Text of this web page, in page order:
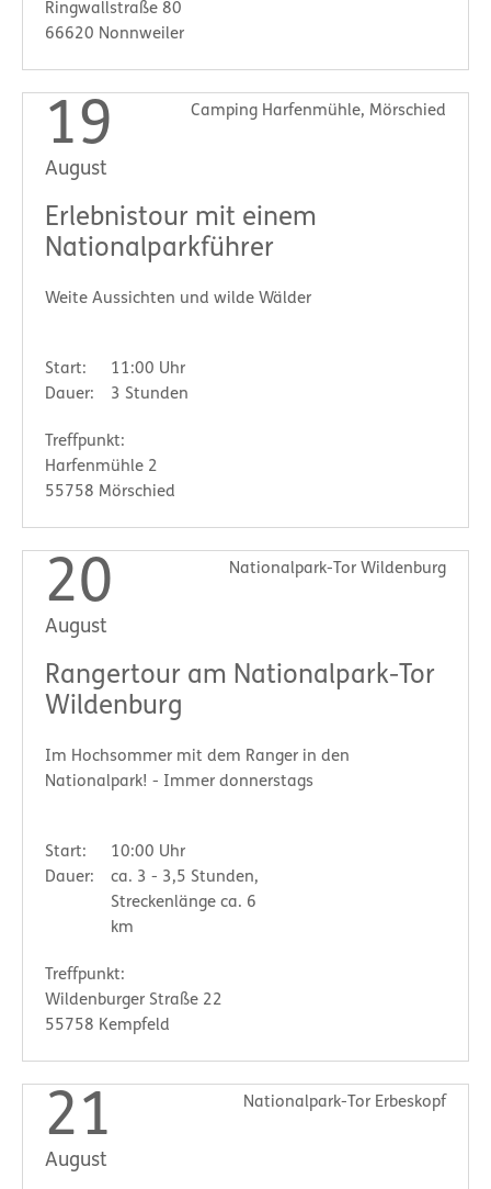
Ringwallstraße 80
66620 Nonnweiler
19
August
Camping Harfenmühle, Mörschied
Erlebnistour mit einem
Nationalparkführer
Weite Aussichten und wilde Wälder
Start:
11:00 Uhr
Dauer:
3 Stunden
Treffpunkt:
Harfenmühle 2
55758 Mörschied
20
August
Nationalpark-Tor Wildenburg
Rangertour am Nationalpark-Tor
Wildenburg
Im Hochsommer mit dem Ranger in den
Nationalpark! - Immer donnerstags
Start:
10:00 Uhr
Dauer:
ca. 3 - 3,5 Stunden,
Streckenlänge ca. 6
km
Treffpunkt:
Wildenburger Straße 22
55758 Kempfeld
21
August
Nationalpark-Tor Erbeskopf